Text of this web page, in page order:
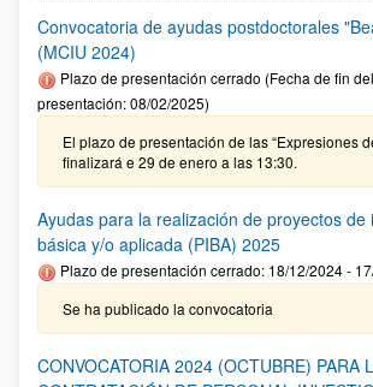
Convocatoria de ayudas postdoctorales
(MCIU 2024)
Plazo de presentación cerrado (Fecha de fin
presentación: 08/02/2025)
El plazo de presentación de las “Expresiones
finalizará e 29 de enero a las 13:30.
Ayudas para la realización de proyectos de
básica y/o aplicada (PIBA) 2025
Plazo de presentación cerrado: 18/12/2024 -
Se ha publicado la convocatoria
CONVOCATORIA 2024 (OCTUBRE) PARA